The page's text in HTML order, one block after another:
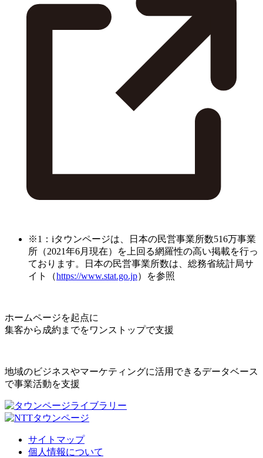
※1：iタウンページは、日本の民営事業所数516万事業
所（2021年6月現在）を上回る網羅性の高い掲載を行っ
ております。日本の民営事業所数は、総務省統計局サ
イト（https://www.stat.go.jp）を参照
ホームページを起点に
集客から成約までをワンストップで支援
地域のビジネスやマーケティングに活用できるデータベース
で事業活動を支援
サイトマップ
個人情報について